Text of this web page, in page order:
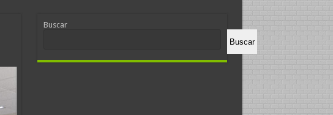
Buscar
Buscar